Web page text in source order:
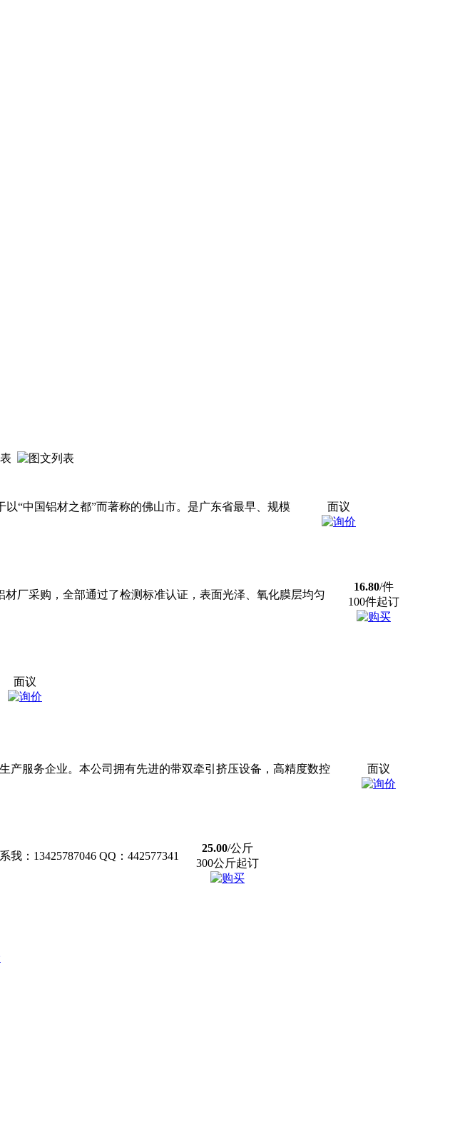
以“中国铝材之都”而著称的佛山市。是广东省最早、规模
面议
厂采购，全部通过了检测标准认证，表面光泽、氧化膜层均匀
16.80/件
100件起订
面议
产服务企业。本公司拥有先进的带双牵引挤压设备，高精度数控
面议
：13425787046 QQ：442577341
25.00/公斤
300公斤起订